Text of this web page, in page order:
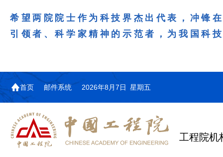
希望两院院士作为科技界杰出代表，冲锋
引领者、科学家精神的示范者，为我国科
首页 邮件系统 2026年8月7日 星期五
工程院机